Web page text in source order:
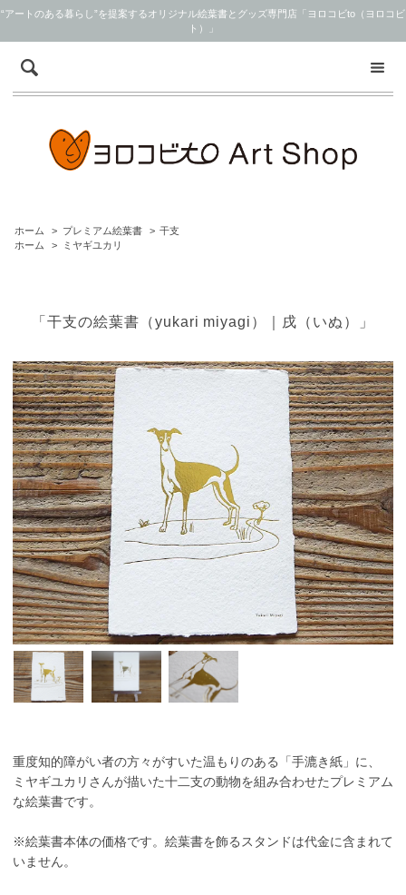
“アートのある暮らし”を提案するオリジナル絵葉書とグッズ専門店「ヨロコビto（ヨロコビ
ト）」
ホーム > プレミアム絵葉書 > 干支
ホーム
> ミヤギユカリ
「干支の絵葉書（yukari miyagi）｜戌（いぬ）」
重度知的障がい者の方々がすいた温もりのある「手漉き紙」に、
ミヤギユカリさんが描いた十二支の動物を組み合わせたプレミアム
な絵葉書です。
※絵葉書本体の価格です。絵葉書を飾るスタンドは代金に含まれて
いません。